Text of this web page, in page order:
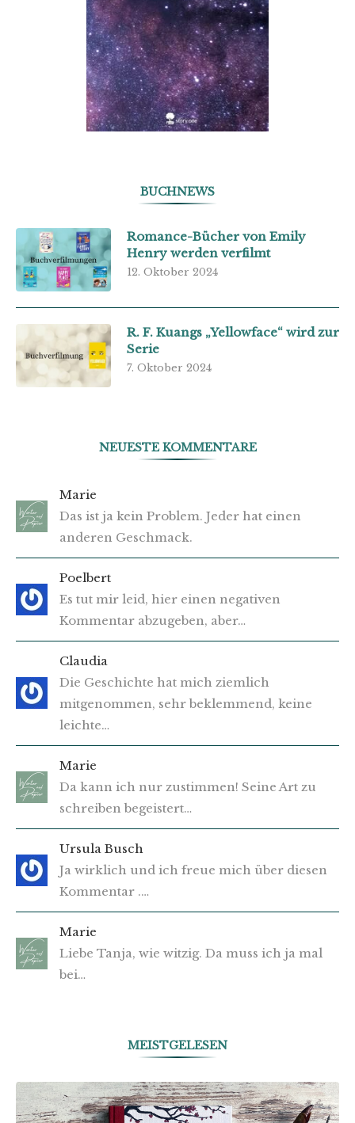
BUCHNEWS
Romance-Bücher von Emily
Henry werden verfilmt
12. Oktober 2024
R. F. Kuangs „Yellowface“ wird zur
Serie
7. Oktober 2024
NEUESTE KOMMENTARE
Marie
Das ist ja kein Problem. Jeder hat einen
anderen Geschmack.
Poelbert
Es tut mir leid, hier einen negativen
Kommentar abzugeben, aber…
Claudia
Die Geschichte hat mich ziemlich
mitgenommen, sehr beklemmend, keine
leichte…
Marie
Da kann ich nur zustimmen! Seine Art zu
schreiben begeistert…
Ursula Busch
Ja wirklich und ich freue mich über diesen
Kommentar .…
Marie
Liebe Tanja, wie witzig. Da muss ich ja mal
bei…
MEISTGELESEN